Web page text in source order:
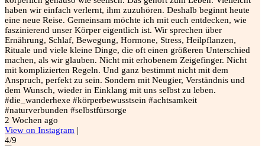
haben wir einfach verlernt, ihm zuzuhören. Deshalb beginnt heute
eine neue Reise. Gemeinsam möchte ich mit euch entdecken, wie
faszinierend unser Körper eigentlich ist. Wir sprechen über
Ernährung, Schlaf, Bewegung, Hormone, Stress, Heilpflanzen,
Rituale und viele kleine Dinge, die oft einen größeren Unterschied
machen, als wir glauben. Nicht mit erhobenem Zeigefinger. Nicht
mit komplizierten Regeln. Und ganz bestimmt nicht mit dem
Anspruch, perfekt zu sein. Sondern mit Neugier, Verständnis und
dem Wunsch, wieder in Einklang mit uns selbst zu leben.
#die_wanderhexe #körperbewusstsein #achtsamkeit
#naturverbunden #selbstfürsorge
2 Wochen ago
View on Instagram |
4/9